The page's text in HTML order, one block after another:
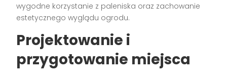
wygodne korzystanie z paleniska oraz zachowanie
estetycznego wyglądu ogrodu.
Projektowanie i
przygotowanie miejsca